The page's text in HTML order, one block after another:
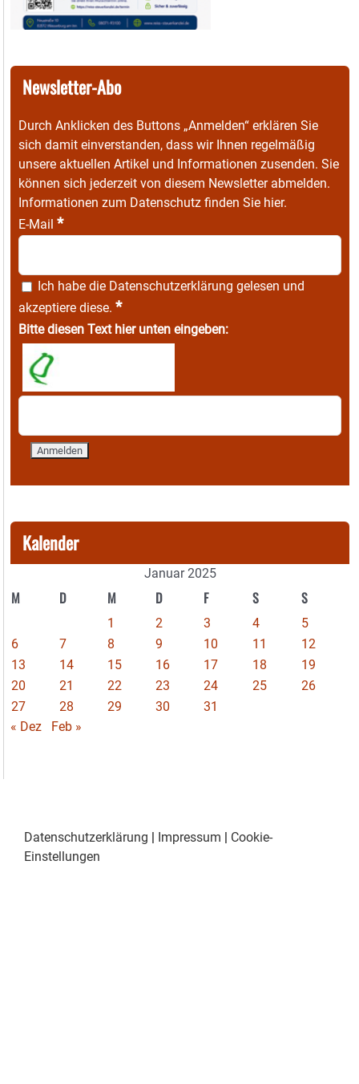
Newsletter-Abo
Durch Anklicken des Buttons „Anmelden“ erklären Sie
sich damit einverstanden, dass wir Ihnen regelmäßig
unsere aktuellen Artikel und Informationen zusenden. Sie
können sich jederzeit von diesem Newsletter abmelden.
Informationen zum Datenschutz finden Sie hier.
E-Mail *
Ich habe die Datenschutzerklärung gelesen und
akzeptiere diese. *
Bitte diesen Text hier unten eingeben:
Kalender
Januar 2025
M D M D F S S
1 2 3 4
5
6
7 8 9 10 11
12
13
14 15 16 17 18
19
20
21 22 23 24 25
26
27
28 29 30
31
« Dez
Feb »
Datenschutzerklärung | Impressum | Cookie-
Einstellungen